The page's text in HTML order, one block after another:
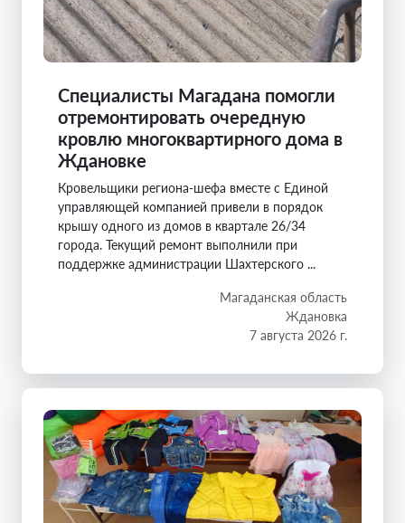
Специалисты Магадана помогли
отремонтировать очередную
кровлю многоквартирного дома в
Ждановке
Кровельщики региона-шефа вместе с Единой
управляющей компанией привели в порядок
крышу одного из домов в квартале 26/34
города. Текущий ремонт выполнили при
поддержке администрации Шахтерского ...
Магаданская область
Ждановка
7 августа 2026 г.